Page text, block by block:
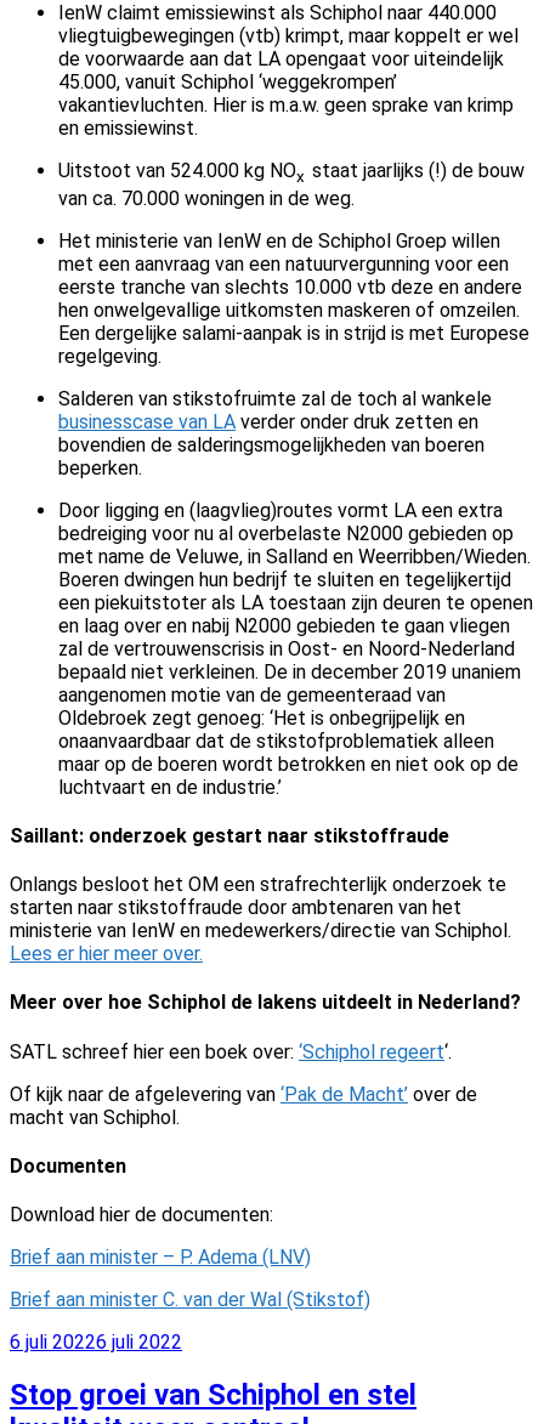
IenW claimt emissiewinst als Schiphol naar 440.000
vliegtuigbewegingen (vtb) krimpt, maar koppelt er wel
de voorwaarde aan dat LA opengaat voor uiteindelijk
45.000, vanuit Schiphol ‘weggekrompen’
vakantievluchten. Hier is m.a.w. geen sprake van krimp
en emissiewinst.
Uitstoot van 524.000 kg NOx staat jaarlijks (!) de bouw
van ca. 70.000 woningen in de weg.
Het ministerie van IenW en de Schiphol Groep willen
met een aanvraag van een natuurvergunning voor een
eerste tranche van slechts 10.000 vtb deze en andere
hen onwelgevallige uitkomsten maskeren of omzeilen.
Een dergelijke salami-aanpak is in strijd is met Europese
regelgeving.
Salderen van stikstofruimte zal de toch al wankele
businesscase van LA verder onder druk zetten en
bovendien de salderingsmogelijkheden van boeren
beperken.
Door ligging en (laagvlieg)routes vormt LA een extra
bedreiging voor nu al overbelaste N2000 gebieden op
met name de Veluwe, in Salland en Weerribben/Wieden.
Boeren dwingen hun bedrijf te sluiten en tegelijkertijd
een piekuitstoter als LA toestaan zijn deuren te openen
en laag over en nabij N2000 gebieden te gaan vliegen
zal de vertrouwenscrisis in Oost- en Noord-Nederland
bepaald niet verkleinen. De in december 2019 unaniem
aangenomen motie van de gemeenteraad van
Oldebroek zegt genoeg: ‘Het is onbegrijpelijk en
onaanvaardbaar dat de stikstofproblematiek alleen
maar op de boeren wordt betrokken en niet ook op de
luchtvaart en de industrie.’
Saillant: onderzoek gestart naar stikstoffraude
Onlangs besloot het OM een strafrechterlijk onderzoek te
starten naar stikstoffraude door ambtenaren van het
ministerie van IenW en medewerkers/directie van Schiphol.
Lees er hier meer over.
Meer over hoe Schiphol de lakens uitdeelt in Nederland?
SATL schreef hier een boek over: ‘Schiphol regeert‘.
Of kijk naar de afgelevering van ‘Pak de Macht’ over de
macht van Schiphol.
Documenten
Download hier de documenten:
Brief aan minister – P. Adema (LNV)
Brief aan minister C. van der Wal (Stikstof)
Geplaatst
6 juli 20226 juli 2022
Stop groei van Schiphol en stel